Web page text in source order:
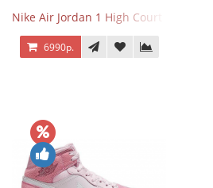
Nike Air Jordan 1 High Court Purple 2.0
6990р.